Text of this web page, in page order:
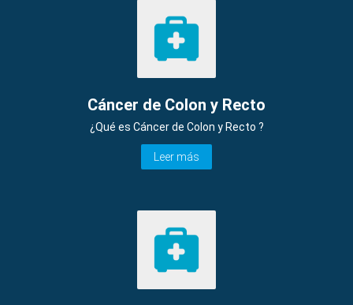
Cáncer de Colon y Recto
¿Qué es Cáncer de Colon y Recto ?
Leer más